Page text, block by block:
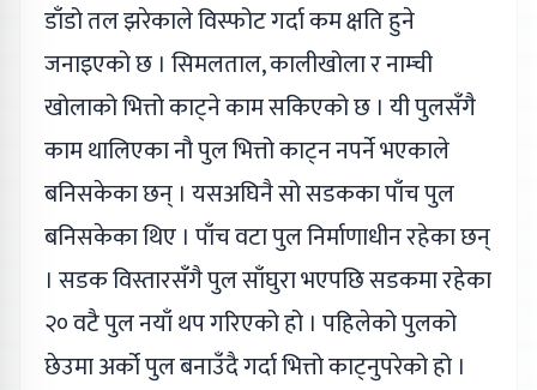
डाँडो तल झरेकाले विस्फोट गर्दा कम क्षति हुने
जनाइएको छ । सिमलताल, कालीखोला र नाम्ची
खोलाको भित्तो काट्ने काम सकिएको छ । यी पुलसँगै
काम थालिएका नौ पुल भित्तो काट्न नपर्ने भएकाले
बनिसकेका छन् । यसअघिनै सो सडकका पाँच पुल
बनिसकेका थिए । पाँच वटा पुल निर्माणाधीन रहेका छन्
। सडक विस्तारसँगै पुल साँघुरा भएपछि सडकमा रहेका
२० वटै पुल नयाँ थप गरिएको हो । पहिलेको पुलको
छेउमा अर्को पुल बनाउँदै गर्दा भित्तो काट्नुपरेको हो ।